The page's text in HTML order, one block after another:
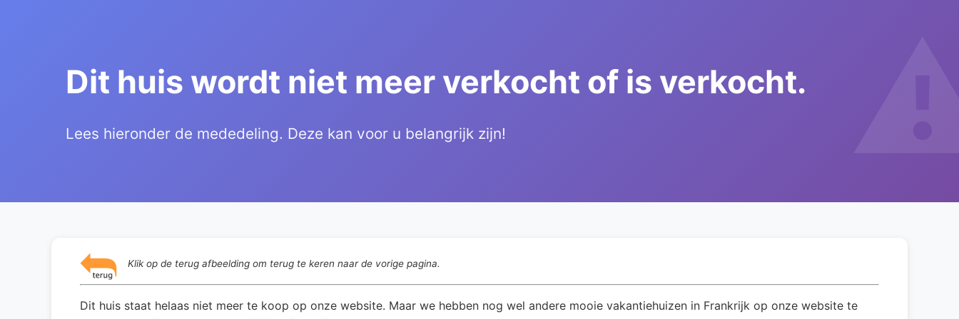
Dit huis wordt niet meer verkocht of is verkocht.
Lees hieronder de mededeling. Deze kan voor u belangrijk zijn!
Klik op de terug afbeelding om terug te keren naar de vorige pagina.
Dit huis staat helaas niet meer te koop op onze website. Maar we hebben nog wel andere mooie vakantiehuizen in Frankrijk op onze website te